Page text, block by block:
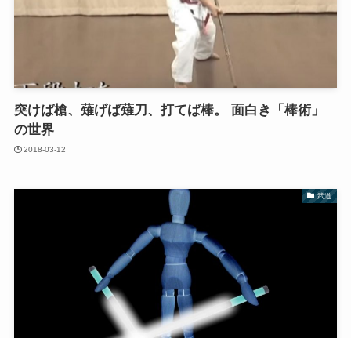
突けば槍、薙げば薙刀、打てば棒。 面白き「棒術」
の世界
2018-03-12
武道